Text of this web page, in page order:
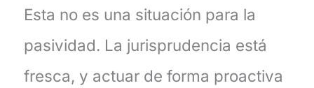
Esta no es una situación para la
pasividad. La jurisprudencia está
fresca, y actuar de forma proactiva